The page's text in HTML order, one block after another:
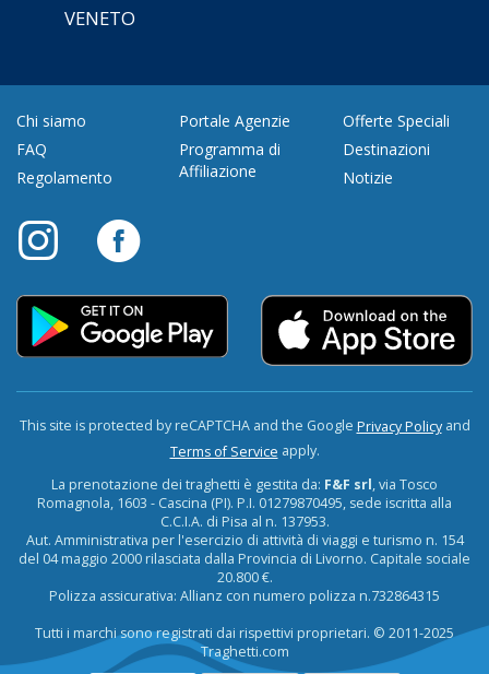
VENETO
Chi siamo
FAQ
Regolamento
Portale Agenzie
Programma di
Affiliazione
Offerte Speciali
Destinazioni
Notizie
This site is protected by reCAPTCHA and the Google Privacy Policyand
Terms of Service apply.
La prenotazione dei traghetti è gestita da: F&F srl, via Tosco
Romagnola, 1603 - Cascina (PI). P.I. 01279870495, sede iscritta alla
C.C.I.A. di Pisa al n. 137953.
Aut. Amministrativa per l'esercizio di attività di viaggi e turismo n. 154
del 04 maggio 2000 rilasciata dalla Provincia di Livorno. Capitale sociale
20.800 €.
Polizza assicurativa: Allianz con numero polizza n.732864315
Tutti i marchi sono registrati dai rispettivi proprietari. © 2011-2025
Traghetti.com